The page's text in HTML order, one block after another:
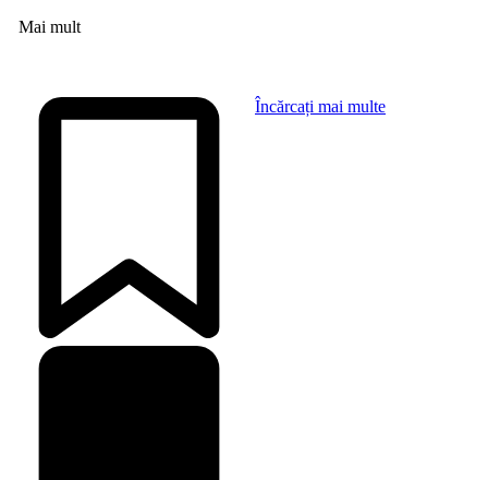
Mai mult
Încărcați mai multe